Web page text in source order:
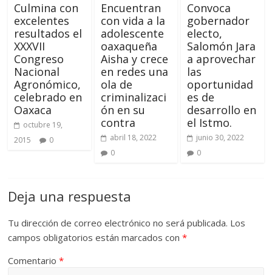
Culmina con
excelentes
resultados el
XXXVII
Congreso
Nacional
Agronómico,
celebrado en
Oaxaca
octubre 19,
2015
0
Encuentran
con vida a la
adolescente
oaxaqueña
Aisha y crece
en redes una
ola de
criminalizaci
ón en su
contra
abril 18, 2022
0
Convoca
gobernador
electo,
Salomón Jara
a aprovechar
las
oportunidad
es de
desarrollo en
el Istmo.
junio 30, 2022
0
Deja una respuesta
Tu dirección de correo electrónico no será publicada. Los
campos obligatorios están marcados con*
Comentario*